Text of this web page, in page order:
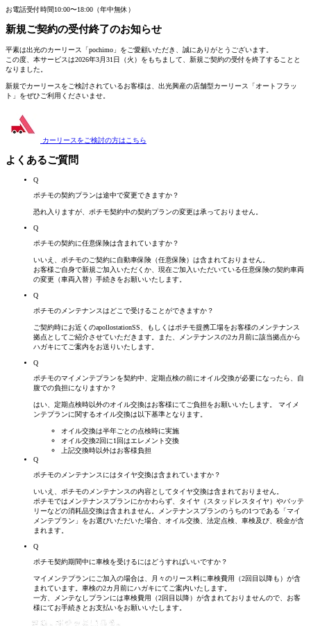
お電話受付時間10:00〜18:00（年中無休）
新規ご契約の受付終了のお知らせ
平素は出光のカーリース「pochimo」をご愛顧いただき、誠にありがとうございます。
この度、本サービスは2026年3月31日（火）をもちまして、新規ご契約の受付を終了することと
なりました。
新規でカーリースをご検討されているお客様は、 出光興産の店舗型カーリース「オートフラッ
ト」 をぜひご利用くださいませ。
カーリースをご検討の方は こちら
よくあるご質問
Q
ポチモの契約プランは途中で変更できますか？
恐れ入りますが、ポチモ契約中の契約プランの変更は承っておりません。
Q
ポチモの契約に任意保険は含まれていますか？
いいえ、ポチモのご契約に自動車保険（任意保険）は含まれておりません。
お客様ご自身で新規ご加入いただくか、現在ご加入いただいている任意保険の契約車両
の変更（車両入替）手続きをお願いいたします。
Q
ポチモのメンテナンスはどこで受けることができますか？
ご契約時にお近くのapollostationSS、もしくはポチモ提携工場をお客様のメンテナンス
拠点としてご紹介させていただきます。また、メンテナンスの2カ月前に該当拠点から
ハガキにてご案内をお送りいたします。
Q
ポチモのマイメンテプランを契約中、定期点検の前にオイル交換が必要になったら、自
腹での負担になりますか？
はい、定期点検時以外のオイル交換はお客様にてご負担をお願いいたします。 マイメ
ンテプランに関するオイル交換は以下基準となります。
オイル交換は半年ごとの点検時に実施
オイル交換2回に1回はエレメント交換
上記交換時以外はお客様負担
Q
ポチモのメンテナンスにはタイヤ交換は含まれていますか？
いいえ、ポチモのメンテナンスの内容としてタイヤ交換は含まれておりません。
ポチモではメンテナンスプランにかかわらず、タイヤ（スタッドレスタイヤ）やバッテ
リーなどの消耗品交換は含まれません。メンテナンスプランのうちの1つである「マイ
メンテプラン」をお選びいただいた場合、オイル交換、法定点検、車検及び、税金が含
まれます。
Q
ポチモ契約期間中に車検を受けるにはどうすればいいですか？
マイメンテプランにご加入の場合は、月々のリース料に車検費用（2回目以降も）が含
まれています。車検の2カ月前にハガキにてご案内いたします。
一方、メンテなしプランには車検費用（2回目以降）が含まれておりませんので、お客
様にてお手続きとお支払いをお願いいたします。